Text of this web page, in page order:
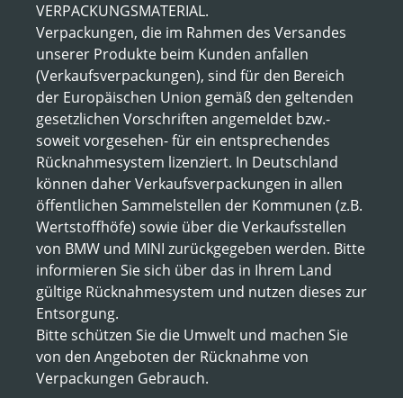
VERPACKUNGSMATERIAL.
Verpackungen, die im Rahmen des Versandes
unserer Produkte beim Kunden anfallen
(Verkaufsverpackungen), sind für den Bereich
der Europäischen Union gemäß den geltenden
gesetzlichen Vorschriften angemeldet bzw.-
soweit vorgesehen- für ein entsprechendes
Rücknahmesystem lizenziert. In Deutschland
können daher Verkaufsverpackungen in allen
öffentlichen Sammelstellen der Kommunen (z.B.
Wertstoffhöfe) sowie über die Verkaufsstellen
von BMW und MINI zurückgegeben werden. Bitte
informieren Sie sich über das in Ihrem Land
gültige Rücknahmesystem und nutzen dieses zur
Entsorgung.
Bitte schützen Sie die Umwelt und machen Sie
von den Angeboten der Rücknahme von
Verpackungen Gebrauch.